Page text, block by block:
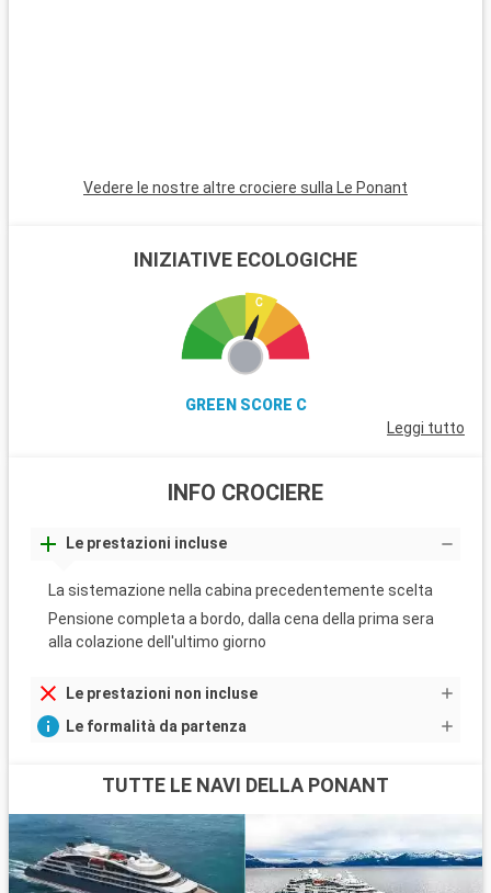
Vedere le nostre altre crociere sulla Le Ponant
INIZIATIVE ECOLOGICHE
GREEN SCORE C
Leggi tutto
INFO CROCIERE
Le prestazioni incluse
La sistemazione nella cabina precedentemente scelta
Pensione completa a bordo, dalla cena della prima sera
alla colazione dell'ultimo giorno
Le prestazioni non incluse
Le formalità da partenza
TUTTE LE NAVI DELLA PONANT